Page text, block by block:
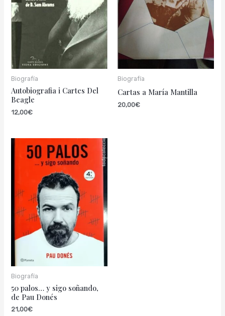
Biografía
Autobiografia i Cartes Del
Beagle
12,00€
Biografía
Cartas a María Mantilla
20,00€
Biografía
50 palos… y sigo soñando,
de Pau Donés
21,00€